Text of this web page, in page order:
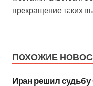
прекращение таких
ПОХОЖИЕ
Иран решил судьбу